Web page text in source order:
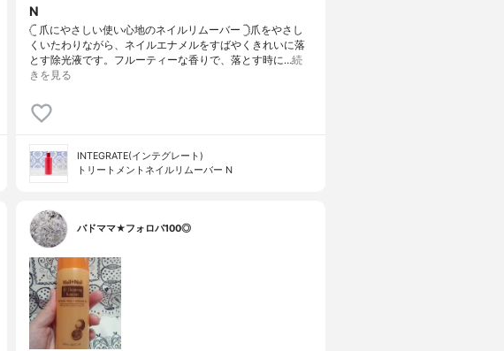
N
𓊆 爪にやさしい使い心地のネイルリムーバー 𓊇爪をやさし
くいたわりながら、ネイルエナメルをすばやくきれいに落
とす除光液です。フルーティーな香りで、落とす時に…続
きを見る
INTEGRATE(インテグレート)
トリートメントネイルリムーバー N
バドママ★フォロバ100◎